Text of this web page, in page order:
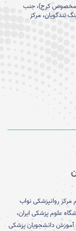
(جاده مخصوص کرج)، جنب
تندگویان، مرکز
درمانی روانپزشکی ایران در سال 1360 با نام مرکز روانپزشکی نواب
پس از تأسیس دانشگاه علوم پزشکی ایران،
آموزش دانشجویان پزشکی